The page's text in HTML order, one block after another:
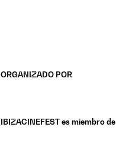
ORGANIZADO POR
IBIZACINEFEST es miembro de